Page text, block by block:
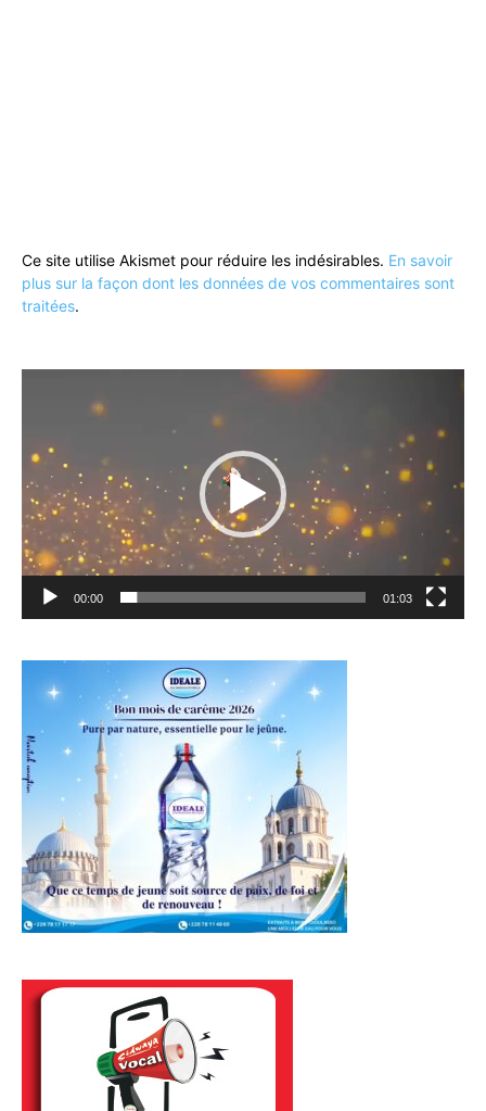
Ce site utilise Akismet pour réduire les indésirables. En savoir
plus sur la façon dont les données de vos commentaires sont
traitées.
00:00 01:03